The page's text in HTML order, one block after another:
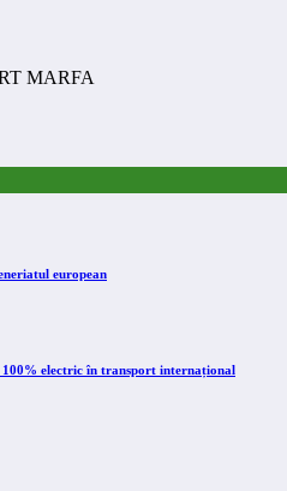
MARFA
european
electric în transport internațional